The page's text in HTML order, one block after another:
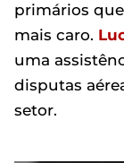
primários
mais caro.
uma
disputas
setor.